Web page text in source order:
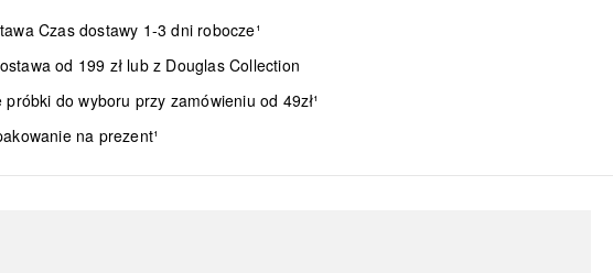
Czas dostawy 1-3 dni robocze¹
od 199 zł lub z Douglas Collection
próbki do wyboru przy zamówieniu od 49zł¹
na prezent¹